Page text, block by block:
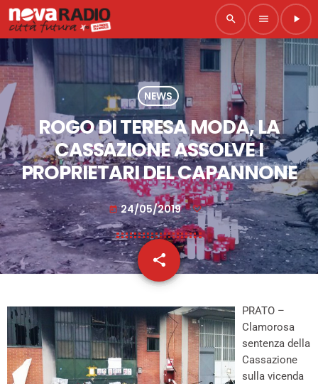
search menu play_arrow
NEWS
ROGO DI TERESA MODA, LA
CASSAZIONE ASSOLVE I
PROPRIETARI DEL CAPANNONE
today 24/05/2019
share
email
PRATO –
Clamorosa
sentenza della
Cassazione
sulla vicenda